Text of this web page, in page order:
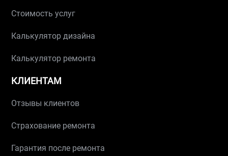
Стоимость услуг
Калькулятор дизайна
Калькулятор ремонта
КЛИЕНТАМ
Отзывы клиентов
Страхование ремонта
Гарантия после ремонта